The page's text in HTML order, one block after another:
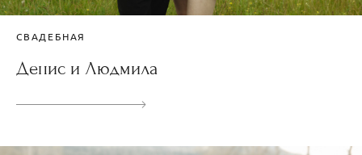
СВАДЕБНАЯ
Денис и Людмила